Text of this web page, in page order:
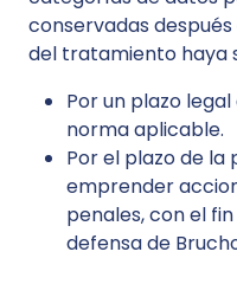
conservadas
del tratamiento haya
Por un plazo
norma aplicable.
Por el plazo de
emprender
penales, con el
defensa de